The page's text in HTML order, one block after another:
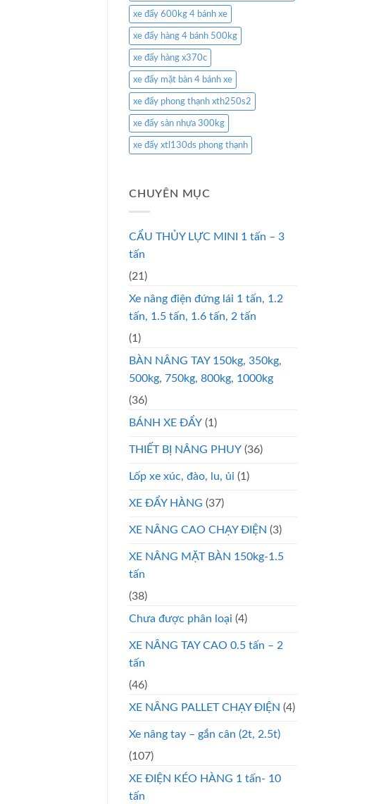
xe đẩy 600kg 4 bánh xe
xe đẩy hàng 4 bánh 500kg
xe đẩy hàng x370c
xe đẩy mặt bàn 4 bánh xe
xe đẩy phong thạnh xth250s2
xe đẩy sàn nhựa 300kg
xe đẩy xtl130ds phong thạnh
CHUYÊN MỤC
CẨU THỦY LỰC MINI 1 tấn – 3
tấn
(21)
Xe nâng điện đứng lái 1 tấn, 1.2
tấn, 1.5 tấn, 1.6 tấn, 2 tấn
(1)
BÀN NÂNG TAY 150kg, 350kg,
500kg, 750kg, 800kg, 1000kg
(36)
BÁNH XE ĐẨY (1)
THIẾT BỊ NÂNG PHUY (36)
Lốp xe xúc, đào, lu, ủi (1)
XE ĐẨY HÀNG (37)
XE NÂNG CAO CHẠY ĐIỆN (3)
XE NÂNG MẶT BÀN 150kg-1.5
tấn
(38)
Chưa được phân loại (4)
XE NÂNG TAY CAO 0.5 tấn – 2
tấn
(46)
XE NÂNG PALLET CHẠY ĐIỆN (4)
Xe nâng tay – gắn cân (2t, 2.5t)
(107)
XE ĐIỆN KÉO HÀNG 1 tấn- 10
tấn